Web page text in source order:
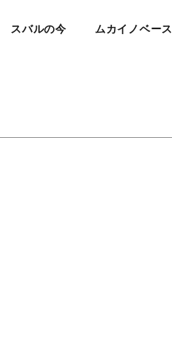
スバルの今 ムカイノベース